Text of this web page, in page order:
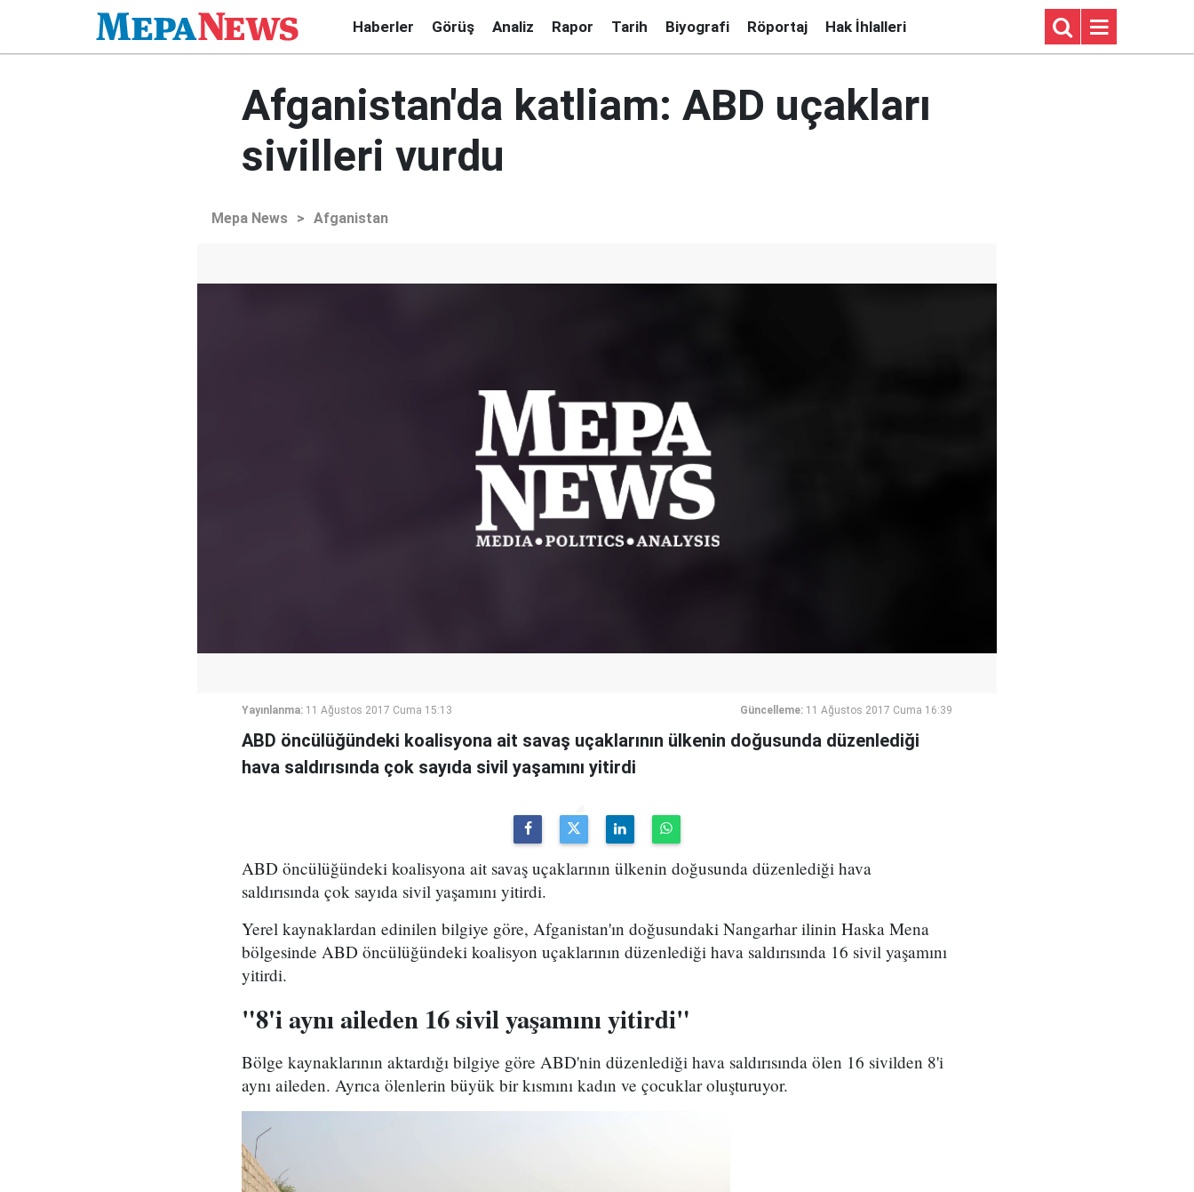
Haberler Görüş Analiz Rapor Tarih Biyografi Röportaj Hak İhlalleri
Afganistan'da katliam: ABD uçakları
sivilleri vurdu
Mepa News > Afganistan
Yayınlanma: 11 Ağustos 2017 Cuma 15:13 Güncelleme: 11 Ağustos 2017 Cuma 16:39
ABD öncülüğündeki koalisyona ait savaş uçaklarının ülkenin doğusunda düzenlediği
hava saldırısında çok sayıda sivil yaşamını yitirdi
ABD öncülüğündeki koalisyona ait savaş uçaklarının ülkenin doğusunda düzenlediği hava
saldırısında çok sayıda sivil yaşamını yitirdi.
Yerel kaynaklardan edinilen bilgiye göre, Afganistan'ın doğusundaki Nangarhar ilinin Haska Mena
bölgesinde ABD öncülüğündeki koalisyon uçaklarının düzenlediği hava saldırısında 16 sivil yaşamını
yitirdi.
"8'i aynı aileden 16 sivil yaşamını yitirdi"
Bölge kaynaklarının aktardığı bilgiye göre ABD'nin düzenlediği hava saldırısında ölen 16 sivilden 8'i
aynı aileden. Ayrıca ölenlerin büyük bir kısmını kadın ve çocuklar oluşturuyor.